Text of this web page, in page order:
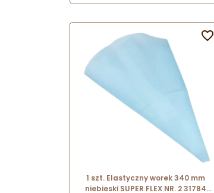
1 szt. Elastyczny worek 340 mm
niebieski SUPER FLEX NR. 2 31784
